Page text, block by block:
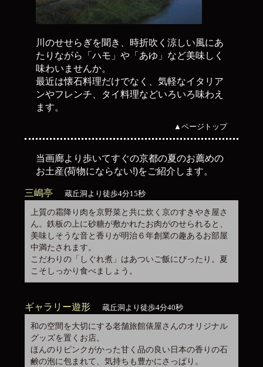
川のせせらぎを聞き、時折吹く涼しい風にあ
たりながら「ハモ」や「あゆ」など美味しく
味わいませんか。
最近は懐石料理だけでなく、気軽なイタリア
ンやフレンチ、タイ料理などいろいろ味わえ
ます。
▲ページトップ
当画廊より歩いてすぐの京都の夏のお薦めの
お土産(荷物にならない!)をご紹介します。
三嶋亭 蔵丘洞より徒歩4分15秒
上質の霜降り肉を京野菜と共に炊く京のすきやき屋さ
ん。鉄板の上に砂糖が敷かれたお肉がのせられると、
美味しそうな音と香りが明治６年創業の趣あるお部屋
中満たされます。
こだわりの「しぐれ煮」はあついご飯にぴったり。夏
こそしっかり食べましょう。
ギャラリー遊形 蔵丘洞より徒歩4分40秒
和の空間を大切にする老舗旅館俵屋さんのオリジナル
グッズを置くお店。
ほんのりピンクがかった甘く品の良い日本の香りの石
鹸の泡に包まれて、気持ちも豊かにさっぱり。